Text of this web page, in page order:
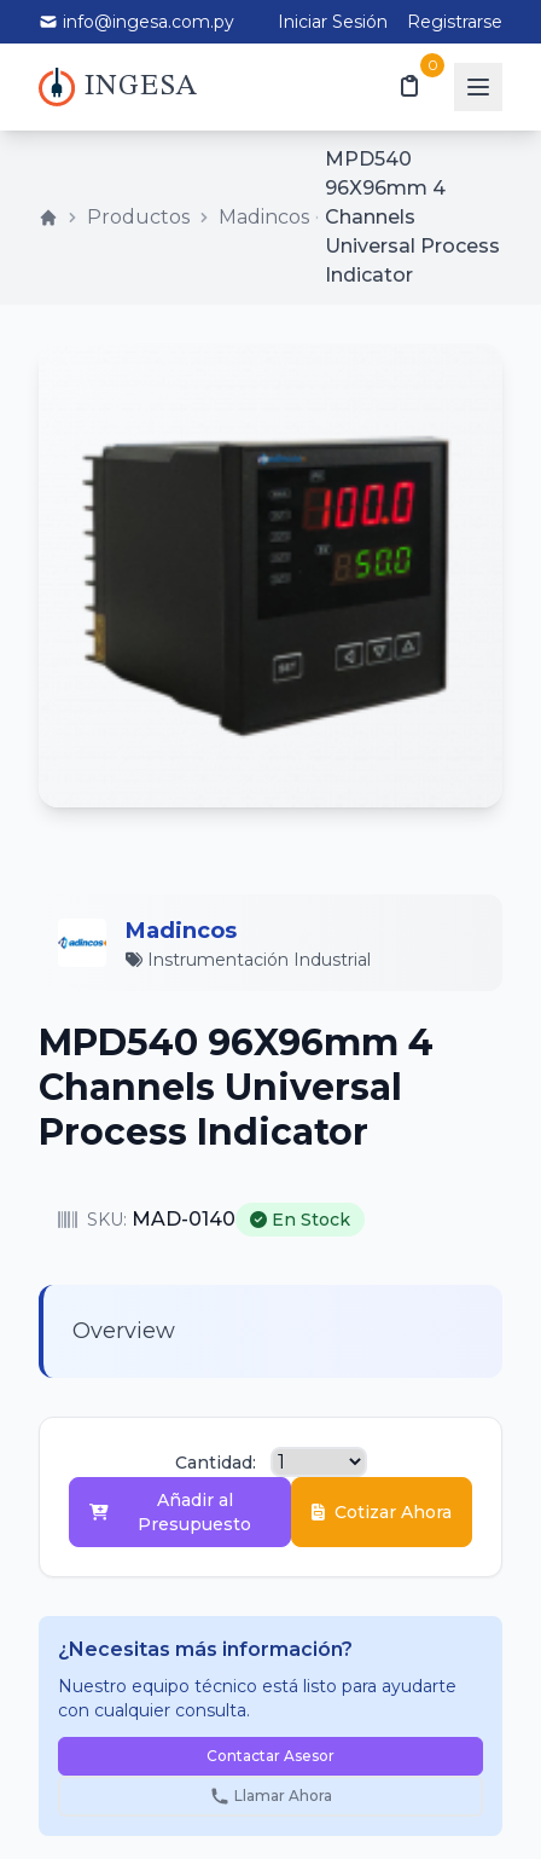
info@ingesa.com.py Iniciar Sesión Registrarse
INGESA
0
Productos Madincos
MPD540
96X96mm 4
Channels
Universal Process
Indicator
Madincos
Instrumentación Industrial
MPD540 96X96mm 4
Channels Universal
Process Indicator
SKU: MAD-0140 En Stock
Overview
Cantidad:
Añadir al
Presupuesto
Cotizar Ahora
¿Necesitas más información?
Nuestro equipo técnico está listo para ayudarte
con cualquier consulta.
Contactar Asesor
Llamar Ahora